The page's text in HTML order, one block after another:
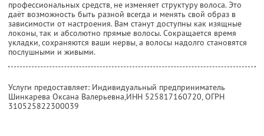
профессиональных средств, не изменяет структуру волоса. Это
даёт возможность быть разной всегда и менять свой образ в
зависимости от настроения. Вам станут доступны как изящные
локоны, так и абсолютно прямые волосы. Сокращается время
укладки, сохраняются ваши нервы, а волосы надолго становятся
послушными и живыми.
Услуги предоставляет: Индивидуальный предприниматель
Шинкарева Оксана Валерьевна,ИНН 525817160720, ОГРН
310525822300039